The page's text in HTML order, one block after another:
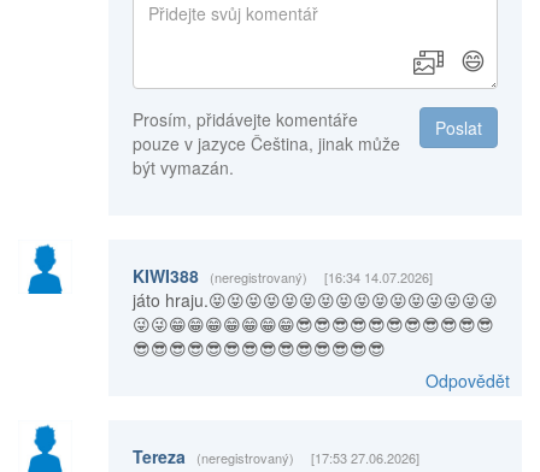
😄
Poslat
Prosím, přidávejte komentáře
pouze v jazyce Čeština, jinak může
být vymazán.
KIWI388 (neregistrovaný) [16:34 14.07.2026]
játo hraju.😝😝😝😝😝😝😝😝😝😝😝😝😜😜😜😜
😜😜😁😁😁😁😁😁😁😎😎😎😎😎😎😎😎😎😎😎
😎😎😎😎😎😎😎😎😎😎😎😎😎😎
Odpovědět
Tereza (neregistrovaný) [17:53 27.06.2026]